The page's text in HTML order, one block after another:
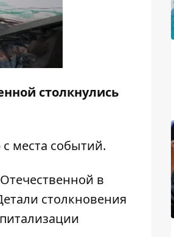
столкнулись
с места событий.
в
столкновения